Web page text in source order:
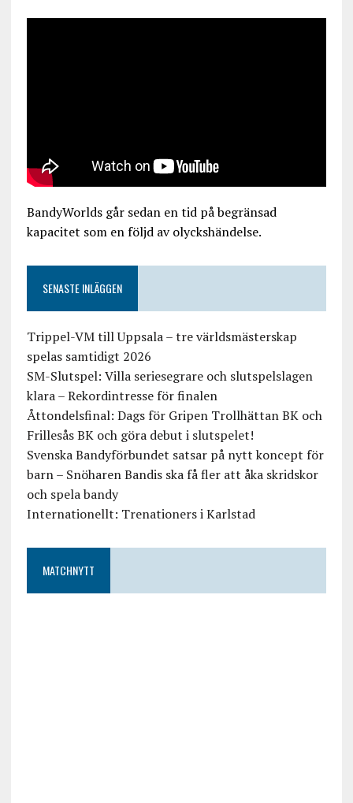
BandyWorlds går sedan en tid på begränsad
kapacitet som en följd av olyckshändelse.
SENASTE INLÄGGEN
Trippel-VM till Uppsala – tre världsmästerskap
spelas samtidigt 2026
SM-Slutspel: Villa seriesegrare och slutspelslagen
klara – Rekordintresse för finalen
Åttondelsfinal: Dags för Gripen Trollhättan BK och
Frillesås BK och göra debut i slutspelet!
Svenska Bandyförbundet satsar på nytt koncept för
barn – Snöharen Bandis ska få fler att åka skridskor
och spela bandy
Internationellt: Trenationers i Karlstad
MATCHNYTT